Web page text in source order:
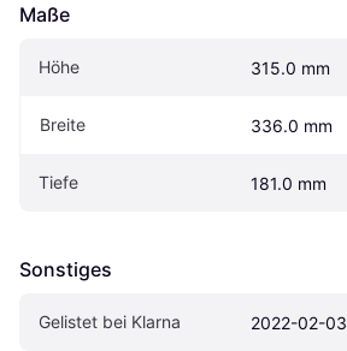
Maße
Höhe 315.0 mm
Breite 336.0 mm
Tiefe 181.0 mm
Sonstiges
Gelistet bei Klarna 2022-02-03